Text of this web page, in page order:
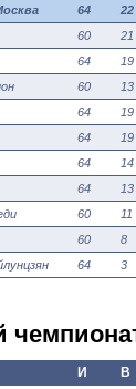
64 22
60 21
64 19
60 13
64 19
64 19
64 14
64 13
60 11
60 8
64 3
И В